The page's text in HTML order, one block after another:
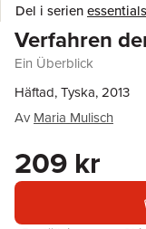
Del i serienessentials
Verfahren
Ein Überblick
Häftad, Tyska, 2013
Av Maria Mulisch
209 kr